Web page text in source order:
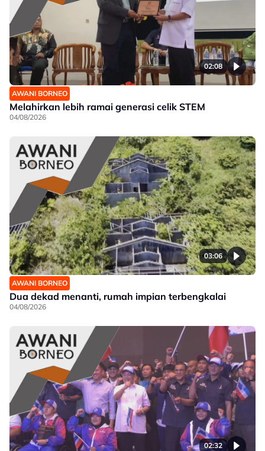
02:08
AWANI BORNEO
Melahirkan lebih ramai generasi celik STEM
04/08/2026
03:06
AWANI BORNEO
Dua dekad menanti, rumah impian terbengkalai
04/08/2026
02:32